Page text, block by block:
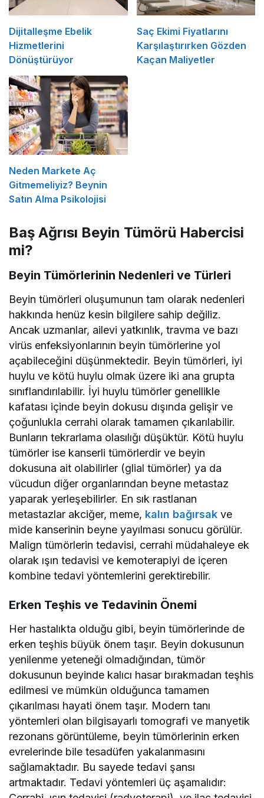
Dijitalleşme Ebelik
Hizmetlerini
Dönüştürüyor
Saç Ekimi Fiyatlarını
Karşılaştırırken Gözden
Kaçan Maliyetler
Neden Markete Aç
Gitmemeliyiz? Beynin
Satın Alma Psikolojisi
Baş Ağrısı Beyin Tümörü Habercisi
mi?
Beyin Tümörlerinin Nedenleri ve Türleri
Beyin tümörleri oluşumunun tam olarak nedenleri
hakkında henüz kesin bilgilere sahip değiliz.
Ancak uzmanlar, ailevi yatkınlık, travma ve bazı
virüs enfeksiyonlarının beyin tümörlerine yol
açabileceğini düşünmektedir. Beyin tümörleri, iyi
huylu ve kötü huylu olmak üzere iki ana grupta
sınıflandırılabilir. İyi huylu tümörler genellikle
kafatası içinde beyin dokusu dışında gelişir ve
çoğunlukla cerrahi olarak tamamen çıkarılabilir.
Bunların tekrarlama olasılığı düşüktür. Kötü huylu
tümörler ise kanserli tümörlerdir ve beyin
dokusuna ait olabilirler (glial tümörler) ya da
vücudun diğer organlarından beyne metastaz
yaparak yerleşebilirler. En sık rastlanan
metastazlar akciğer, meme, kalın bağırsak ve
mide kanserinin beyne yayılması sonucu görülür.
Malign tümörlerin tedavisi, cerrahi müdahaleye ek
olarak ışın tedavisi ve kemoterapiyi de içeren
kombine tedavi yöntemlerini gerektirebilir.
Erken Teşhis ve Tedavinin Önemi
Her hastalıkta olduğu gibi, beyin tümörlerinde de
erken teşhis büyük önem taşır. Beyin dokusunun
yenilenme yeteneği olmadığından, tümör
dokusunun beyinde kalıcı hasar bırakmadan teşhis
edilmesi ve mümkün olduğunca tamamen
çıkarılması hayati önem taşır. Modern tanı
yöntemleri olan bilgisayarlı tomografi ve manyetik
rezonans görüntüleme, beyin tümörlerinin erken
evrelerinde bile tesadüfen yakalanmasını
sağlamaktadır. Bu sayede tedavi şansı
artmaktadır. Tedavi yöntemleri üç aşamalıdır: